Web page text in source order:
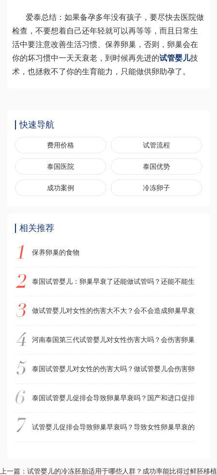
爱泰总结：如果备孕多年没有孩子，要尽快去医院做
检查，不要想着自己还年轻就可以再等等，而且日常生
活中要注意改善生活习惯、保养卵巢，否则，卵巢会在
你的坏习惯中一天天衰老，到时候再先进的试管婴儿技
术，也拯救不了你的生育能力，只能做供卵助孕了。
快速导航
费用价格 试管流程
泰国医院 泰国优势
成功案例 冷冻卵子
相关推荐
保养卵巢的食物
泰国试管婴儿：卵巢早衰了还能做试管吗？还能不能生孩子？
做试管婴儿对女性的伤害大不大？会不会造成卵巢早衰？
河南泰国第三代试管婴儿对女性伤害大吗？会伤害卵巢功能吗
泰国试管婴儿对女性的伤害大吗？做试管婴儿会伤害卵巢吗？
泰国试管婴儿促排会导致卵巢早衰吗？国产和进口促排药物有
试管婴儿促排会导致卵巢早衰吗？导致女性卵巢早衰的真凶是
上一篇：试管婴儿的冷冻胚胎适用于哪些人群？成功率能比得过鲜胚移植